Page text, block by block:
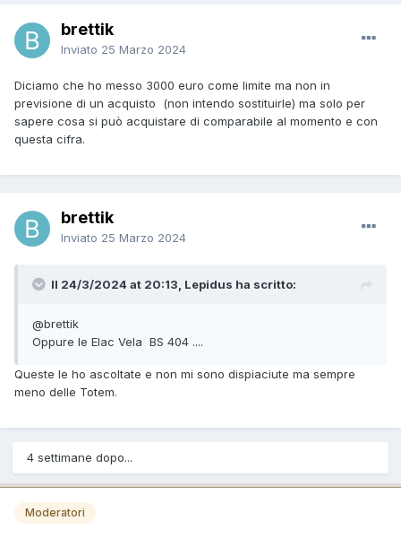
brettik
Inviato 25 Marzo 2024
Diciamo che ho messo 3000 euro come limite ma non in
previsione di un acquisto (non intendo sostituirle) ma solo per
sapere cosa si può acquistare di comparabile al momento e con
questa cifra.
brettik
Inviato 25 Marzo 2024
Il 24/3/2024 at 20:13, Lepidus ha scritto:
@brettik
Oppure le Elac Vela BS 404 ....
Queste le ho ascoltate e non mi sono dispiaciute ma sempre
meno delle Totem.
4 settimane dopo...
Moderatori